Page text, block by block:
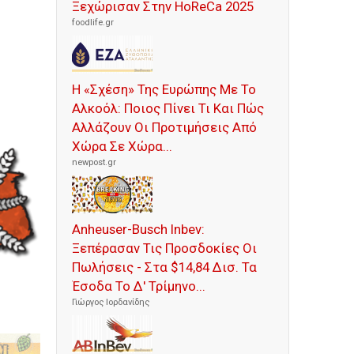
Ξεχώρισαν Στην HoReCa 2025
foodlife.gr
Η «Σχέση» Της Ευρώπης Με Το
Αλκοόλ: Ποιος Πίνει Τι Και Πώς
Αλλάζουν Οι Προτιμήσεις Από
Χώρα Σε Χώρα...
newpost.gr
Anheuser-Busch Inbev:
Ξεπέρασαν Τις Προσδοκίες Οι
Πωλήσεις - Στα $14,84 Δισ. Τα
Έσοδα Το Δ' Τρίμηνο...
Γιώργος Ιορδανίδης